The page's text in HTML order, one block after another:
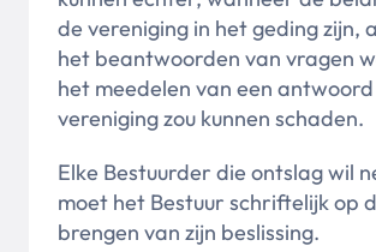
de vereniging in het geding zijn,
het beantwoorden van vragen
het meedelen van een
vereniging zou kunnen schaden.
Elke Bestuurder die ontslag wil
moet het Bestuur schriftelijk op
brengen van zijn beslissing.